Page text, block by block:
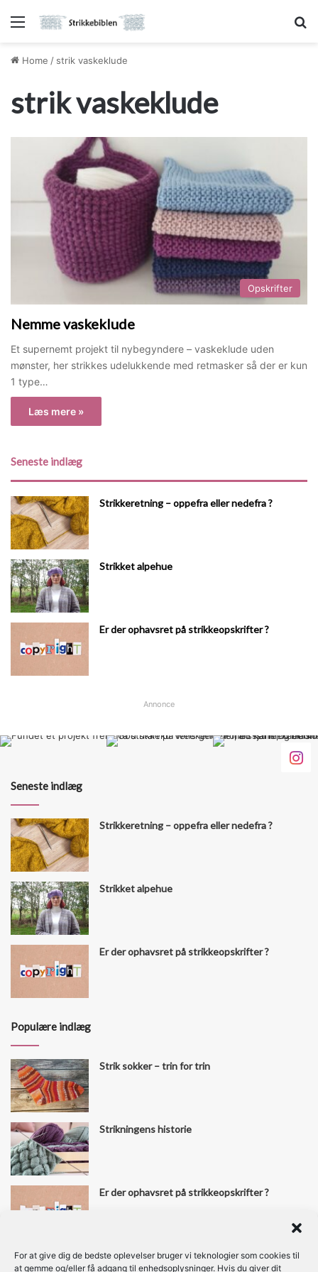
For at give dig de bedste oplevelser bruger vi teknologier som cookies til
at gemme og/eller få adgang til enhedsoplysninger. Hvis du giver dit
Menu
Home / strik vaskeklude
strik vaskeklude
Opskrifter
Nemme vaskeklude
Et supernemt projekt til nybegyndere – vaskeklude uden
mønster, her strikkes udelukkende med retmasker så der er kun
1 type…
Læs mere »
Seneste indlæg
Strikkeretning – oppefra eller nedefra ?
Strikket alpehue
Er der ophavsret på strikkeopskrifter ?
Annonce
Seneste indlæg
Strikkeretning – oppefra eller nedefra ?
Strikket alpehue
Er der ophavsret på strikkeopskrifter ?
Populære indlæg
Strik sokker – trin for trin
Strikningens historie
Er der ophavsret på strikkeopskrifter ?
Find os her